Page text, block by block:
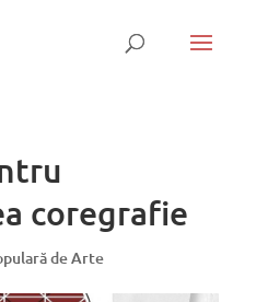
coregrafie
de Arte